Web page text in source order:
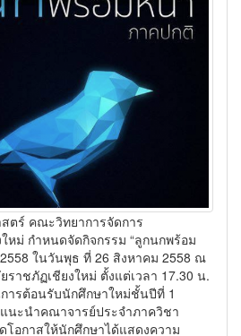
คณะวิทยาการจัดการ
หม่ กำหนดจัดกิจกรรม “ลูกนกพร้อม
ในวันพุธ ที่ 26 สิงหาคม 2558 ณ
าชภัฏเชียงใหม่ ตั้งแต่เวลา 17.30 น.
ารต้อนรับนักศึกษาใหม่ชั้นปีที่ 1
นะนำคณาจารย์ประจำภาควิชา
โอกาสให้นักศึกษาได้แสดงความ